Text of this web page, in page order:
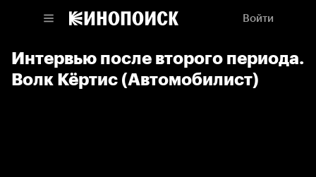
Войти
Интервью после второго периода.
Волк Кёртис (Автомобилист)